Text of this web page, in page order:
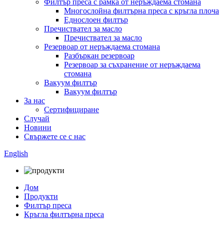
Филтър преса с рамка от неръждаема стомана
Многослойна филтърна преса с кръгла плоча
Еднослоен филтър
Пречиствател за масло
Пречиствател за масло
Резервоар от неръждаема стомана
Разбъркан резервоар
Резервоар за съхранение от неръждаема
стомана
Вакуум филтър
Вакуум филтър
За нас
Сертифициране
Случай
Новини
Свържете се с нас
English
Дом
Продукти
Филтър преса
Кръгла филтърна преса